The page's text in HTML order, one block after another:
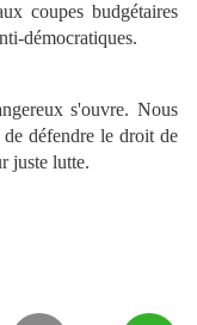
coupes budgétaires
démocratiques.
s'ouvre. Nous
de défendre le droit de
juste lutte.